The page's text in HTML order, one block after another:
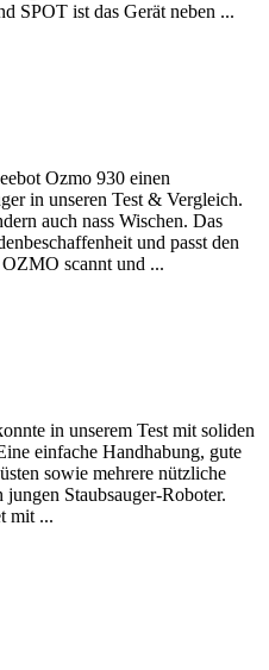
SPOT ist das Gerät neben ...
Ozmo 930 einen
in unseren Test & Vergleich.
auch nass Wischen. Das
und passt den
OZMO scannt und ...
in unserem Test mit soliden
einfache Handhabung, gute
sowie mehrere nützliche
Staubsauger-Roboter.
mit ...